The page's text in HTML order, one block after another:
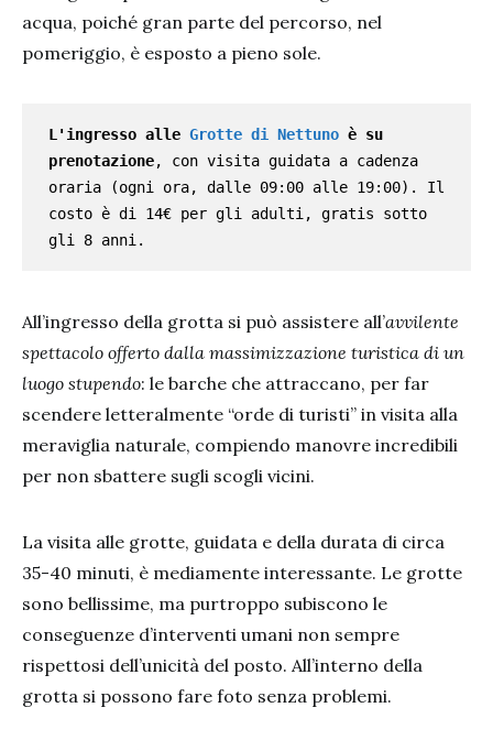
acqua, poiché gran parte del percorso, nel
pomeriggio, è esposto a pieno sole.
L'ingresso alle Grotte di Nettuno è su
prenotazione, con visita guidata a cadenza
oraria (ogni ora, dalle 09:00 alle 19:00). Il
costo è di 14€ per gli adulti, gratis sotto
gli 8 anni.
All’ingresso della grotta si può assistere all’avvilente
spettacolo offerto dalla massimizzazione turistica di un
luogo stupendo: le barche che attraccano, per far
scendere letteralmente “orde di turisti” in visita alla
meraviglia naturale, compiendo manovre incredibili
per non sbattere sugli scogli vicini.
La visita alle grotte, guidata e della durata di circa
35-40 minuti, è mediamente interessante. Le grotte
sono bellissime, ma purtroppo subiscono le
conseguenze d’interventi umani non sempre
rispettosi dell’unicità del posto. All’interno della
grotta si possono fare foto senza problemi.